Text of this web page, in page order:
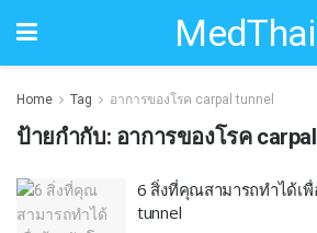
MedThai
Home Tag อาการของโรค carpal tunnel
ป้ายกำกับ: อาการของโรค
6 สิ่งที่คุณสามารถทำได้เพื่
tunnel